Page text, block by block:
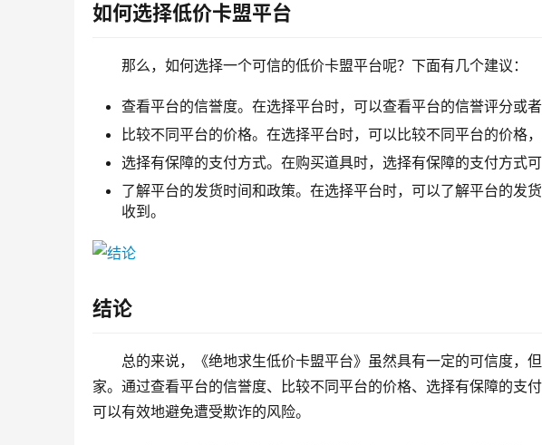
如何选择低价卡盟平台
那么，如何选择一个可信的低价卡盟平台呢？下面有几个建议：
查看平台的信誉度。在选择平台时，可以查看平台的信誉评分或
比较不同平台的价格。在选择平台时，可以比较不同平台的价格
选择有保障的支付方式。在购买道具时，选择有保障的支付方式
了解平台的发货时间和政策。在选择平台时，可以了解平台的发
收到。
结论
总的来说，《绝地求生低价卡盟平台》虽然具有一定的可信度，
家。通过查看平台的信誉度、比较不同平台的价格、选择有保障的支
可以有效地避免遭受欺诈的风险。